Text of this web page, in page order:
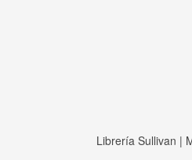
Librería Sullivan |